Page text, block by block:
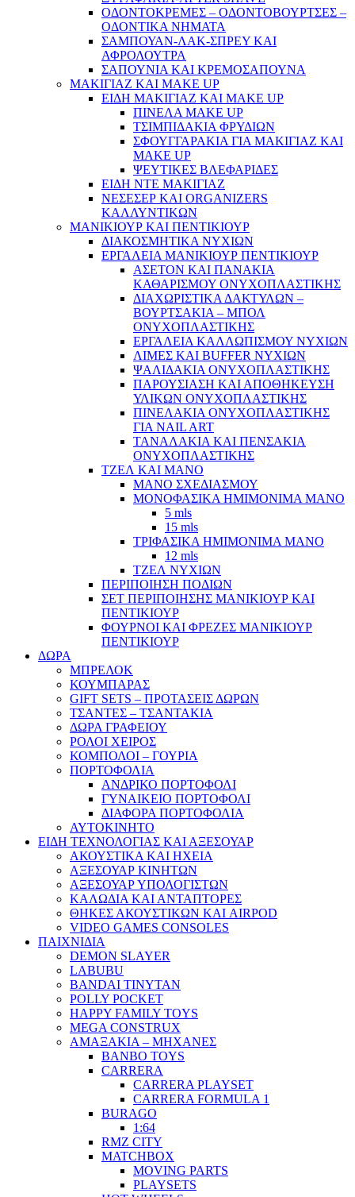
ΟΔΟΝΤΟΚΡΕΜΕΣ – ΟΔΟΝΤΟΒΟΥΡΤΣΕΣ –
ΟΔΟΝΤΙΚΑ ΝΗΜΑΤΑ
ΣΑΜΠΟΥΑΝ-ΛΑΚ-ΣΠΡΕΥ ΚΑΙ
ΑΦΡΟΛΟΥΤΡΑ
ΣΑΠΟΥΝΙΑ ΚΑΙ ΚΡΕΜΟΣΑΠΟΥΝΑ
ΜΑΚΙΓΙΑΖ ΚΑΙ MAKE UP
ΕΙΔΗ ΜΑΚΙΓΙΑΖ ΚΑΙ MAKE UP
ΠΙΝΕΛΑ MAKE UP
ΤΣΙΜΠΙΔΑΚΙΑ ΦΡΥΔΙΩΝ
ΣΦΟΥΓΓΑΡΑΚΙΑ ΓΙΑ ΜΑΚΙΓΙΑZ ΚΑΙ
MAKE UP
ΨΕΥΤΙΚΕΣ ΒΛΕΦΑΡΙΔΕΣ
ΕΙΔΗ ΝΤΕ ΜΑΚΙΓΙΑΖ
ΝΕΣΕΣΕΡ ΚΑΙ ORGANIZERS
ΚΑΛΛΥΝΤΙΚΩΝ
ΜΑΝΙΚΙΟΥΡ ΚΑΙ ΠΕΝΤΙΚΙΟΥΡ
ΔΙΑΚΟΣΜΗΤΙΚΑ ΝΥΧΙΩΝ
ΕΡΓΑΛΕΙΑ ΜΑΝΙΚΙΟΥΡ ΠΕΝΤΙΚΙΟΥΡ
ΑΣΕΤΟΝ ΚΑΙ ΠΑΝΑΚΙΑ
ΚΑΘΑΡΙΣΜΟΥ ΟΝΥΧΟΠΛΑΣΤΙΚΗΣ
ΔΙΑΧΩΡΙΣΤΙΚΑ ΔΑΚΤΥΛΩΝ –
ΒΟΥΡΤΣΑΚΙΑ – ΜΠΟΛ
ΟΝΥΧΟΠΛΑΣΤΙΚΗΣ
ΕΡΓΑΛΕΙΑ ΚΑΛΛΩΠΙΣΜΟΥ ΝΥΧΙΩΝ
ΛΙΜΕΣ ΚΑΙ BUFFER ΝΥΧΙΩΝ
ΨΑΛΙΔΑΚΙΑ ΟΝΥΧΟΠΛΑΣΤΙΚΗΣ
ΠΑΡΟΥΣΙΑΣΗ ΚΑΙ ΑΠΟΘΗΚΕΥΣΗ
ΥΛΙΚΩΝ ΟΝΥΧΟΠΛΑΣΤΙΚΗΣ
ΠΙΝΕΛΑΚΙΑ ΟΝΥΧΟΠΛΑΣΤΙΚΗΣ
ΓΙΑ NAIL ART
ΤΑΝΑΛΑΚΙΑ ΚΑΙ ΠΕΝΣΑΚΙΑ
ΟΝΥΧΟΠΛΑΣΤΙΚΗΣ
ΤΖΕΛ ΚΑΙ ΜΑΝΟ
ΜΑΝΟ ΣΧΕΔΙΑΣΜΟΥ
ΜΟΝΟΦΑΣΙΚΑ ΗΜΙΜΟΝΙΜΑ ΜΑΝΟ
5 mls
15 mls
ΤΡΙΦΑΣΙΚΑ ΗΜΙΜΟΝΙΜΑ ΜΑΝΟ
12 mls
ΤΖΕΛ ΝΥΧΙΩΝ
ΠΕΡΙΠΟΙΗΣΗ ΠΟΔΙΩΝ
ΣΕΤ ΠΕΡΙΠΟΙΗΣΗΣ ΜΑΝΙΚΙΟΥΡ ΚΑΙ
ΠΕΝΤΙΚΙΟΥΡ
ΦΟΥΡΝΟΙ ΚΑΙ ΦΡΕΖΕΣ ΜΑΝΙΚΙΟΥΡ
ΠΕΝΤΙΚΙΟΥΡ
ΔΩΡΑ
ΜΠΡΕΛΟΚ
ΚΟΥΜΠΑΡΑΣ
GIFT SETS – ΠΡΟΤΑΣΕΙΣ ΔΩΡΩΝ
ΤΣΑΝΤΕΣ – ΤΣΑΝΤΑΚΙΑ
ΔΩΡΑ ΓΡΑΦΕΙΟΥ
ΡΟΛΟΙ ΧΕΙΡΟΣ
ΚΟΜΠΟΛΟΙ – ΓΟΥΡΙΑ
ΠΟΡΤΟΦΟΛΙΑ
ΑΝΔΡΙΚΟ ΠΟΡΤΟΦΟΛΙ
ΓΥΝΑΙΚΕΙΟ ΠΟΡΤΟΦΟΛΙ
ΔΙΑΦΟΡΑ ΠΟΡΤΟΦΟΛΙΑ
ΑΥΤΟΚΙΝΗΤΟ
ΕΙΔΗ ΤΕΧΝΟΛΟΓΙΑΣ ΚΑΙ ΑΞΕΣΟΥΑΡ
ΑΚΟΥΣΤΙΚΑ ΚΑΙ ΗΧΕΙΑ
ΑΞΕΣΟΥΑΡ ΚΙΝΗΤΩΝ
ΑΞΕΣΟΥΑΡ ΥΠΟΛΟΓΙΣΤΩΝ
ΚΑΛΩΔΙΑ ΚΑΙ ΑΝΤΑΠΤΟΡΕΣ
ΘΗΚΕΣ ΑΚΟΥΣΤΙΚΩΝ ΚΑΙ AIRPOD
VIDEO GAMES CONSOLES
ΠΑΙΧΝΙΔΙΑ
DEMON SLAYER
LABUBU
BANDAI TINYTAN
POLLY POCKET
HAPPY FAMILY TOYS
MEGA CONSTRUX
ΑΜΑΞΑΚΙΑ – ΜΗΧΑΝΕΣ
BANBO TOYS
CARRERA
CARRERA PLAYSET
CARRERA FORMULA 1
BURAGO
1:64
RMZ CITY
MATCHBOX
MOVING PARTS
PLAYSETS